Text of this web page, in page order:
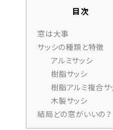
目次
窓は大事
サッシの種類と特徴
アルミサッシ
樹脂サッシ
樹脂アルミ複合サ
木製サッシ
結局どの窓がいいの？